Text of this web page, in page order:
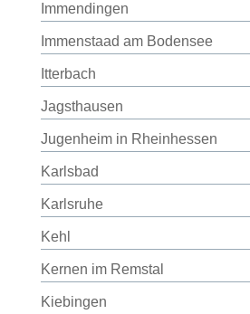
Immendingen
Immenstaad am Bodensee
Itterbach
Jagsthausen
Jugenheim in Rheinhessen
Karlsbad
Karlsruhe
Kehl
Kernen im Remstal
Kiebingen